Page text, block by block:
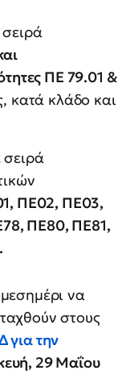
ΠΕ 79.01 &
κατά κλάδο και
ΠΕ02, ΠΕ03,
ΠΕ80, ΠΕ81,
να
στους
για την
29 Μαΐου